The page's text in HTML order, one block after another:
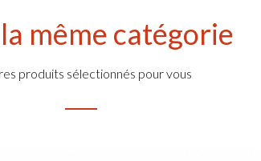
même catégorie
produits sélectionnés pour vous